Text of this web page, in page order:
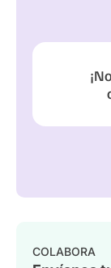
COLABORA